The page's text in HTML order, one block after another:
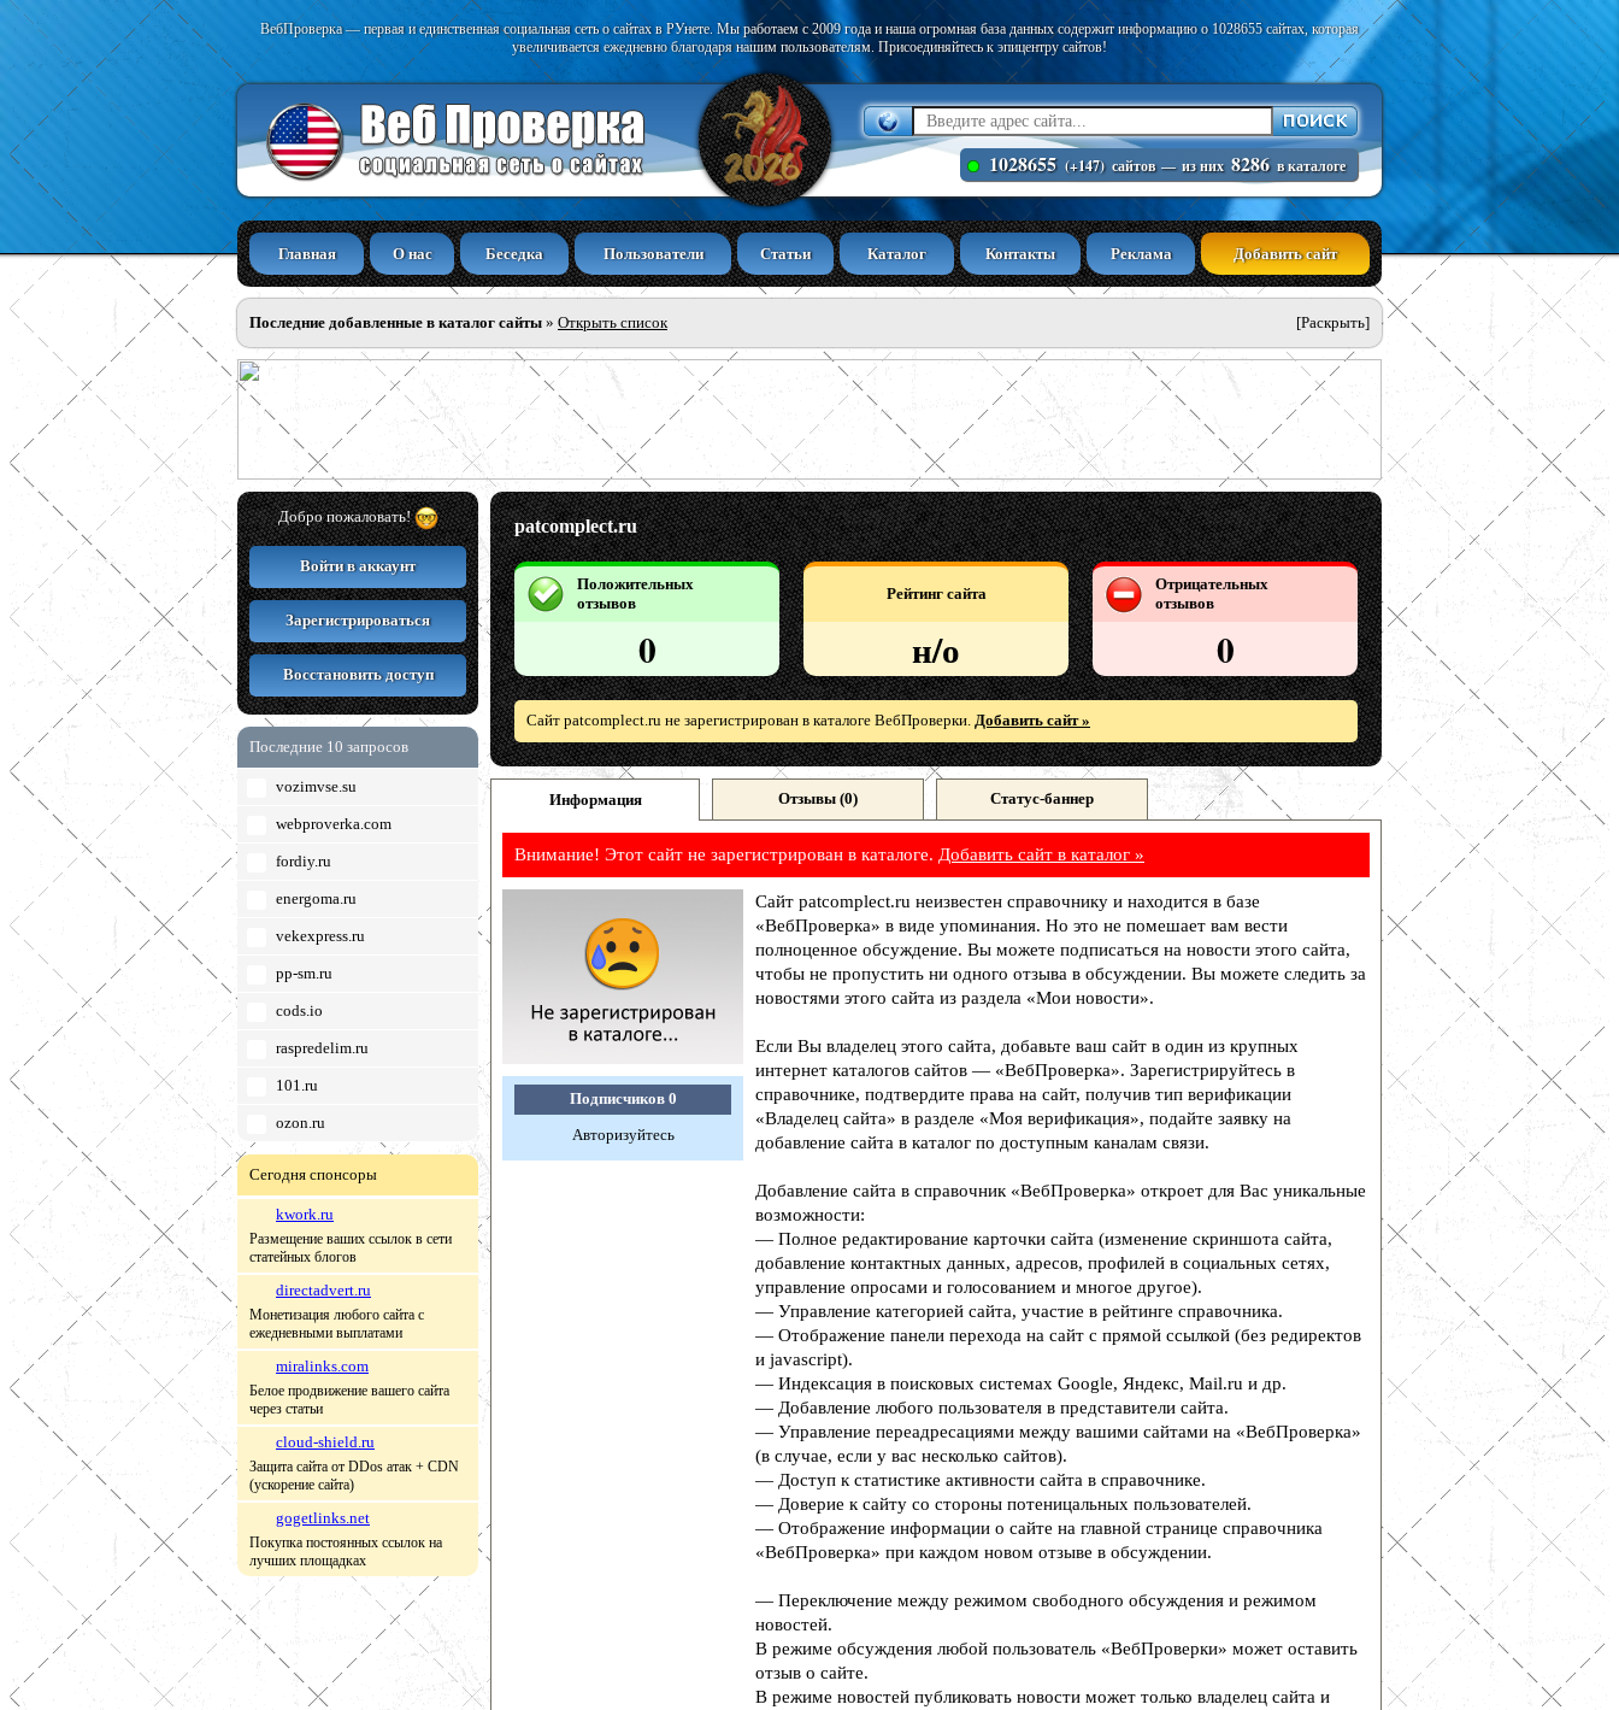
ВебПроверка — первая и единственная социальная сеть о сайтах в РУнете. Мы работаем с 2009 года и наша огромная база данных содержит информацию о 1028655 сайтах, которая
увеличивается ежедневно благодаря нашим пользователям. Присоединяйтесь к эпицентру сайтов!
1028655 (+147) сайтов — из них 8286 в каталоге
Главная О нас Беседка Пользователи Статьи Каталог Контакты Реклама Добавить сайт
Последние добавленные в каталог сайты » Открыть список [Раскрыть]
Добро пожаловать!
Войти в аккаунт
Зарегистрироваться
Восстановить доступ
Последние 10 запросов
vozimvse.su
webproverka.com
fordiy.ru
energoma.ru
vekexpress.ru
pp-sm.ru
cods.io
raspredelim.ru
101.ru
ozon.ru
Сегодня спонсоры
kwork.ru
Размещение ваших ссылок в сети
статейных блогов
directadvert.ru
Монетизация любого сайта с
ежедневными выплатами
miralinks.com
Белое продвижение вашего сайта
через статьи
cloud-shield.ru
Защита сайта от DDos атак + CDN
(ускорение сайта)
gogetlinks.net
Покупка постоянных ссылок на
лучших площадках
patcomplect.ru
Положительных
отзывов
0
Рейтинг сайта
н/о
Отрицательных
отзывов
0
Сайт patcomplect.ru не зарегистрирован в каталоге ВебПроверки. Добавить сайт »
Информация Отзывы (0) Статус-баннер
Внимание! Этот сайт не зарегистрирован в каталоге. Добавить сайт в каталог »
Подписчиков 0
Авторизуйтесь
Сайт patcomplect.ru неизвестен справочнику и находится в базе
«ВебПроверка» в виде упоминания. Но это не помешает вам вести
полноценное обсуждение. Вы можете подписаться на новости этого сайта,
чтобы не пропустить ни одного отзыва в обсуждении. Вы можете следить за
новостями этого сайта из раздела «Мои новости».
Если Вы владелец этого сайта, добавьте ваш сайт в один из крупных
интернет каталогов сайтов — «ВебПроверка». Зарегистрируйтесь в
справочнике, подтвердите права на сайт, получив тип верификации
«Владелец сайта» в разделе «Моя верификация», подайте заявку на
добавление сайта в каталог по доступным каналам связи.
Добавление сайта в справочник «ВебПроверка» откроет для Вас уникальные
возможности:
— Полное редактирование карточки сайта (изменение скриншота сайта,
добавление контактных данных, адресов, профилей в социальных сетях,
управление опросами и голосованием и многое другое).
— Управление категорией сайта, участие в рейтинге справочника.
— Отображение панели перехода на сайт с прямой ссылкой (без редиректов
и javascript).
— Индексация в поисковых системах Google, Яндекс, Mail.ru и др.
— Добавление любого пользователя в представители сайта.
— Управление переадресациями между вашими сайтами на «ВебПроверка»
(в случае, если у вас несколько сайтов).
— Доступ к статистике активности сайта в справочнике.
— Доверие к сайту со стороны потеницальных пользователей.
— Отображение информации о сайте на главной странице справочника
«ВебПроверка» при каждом новом отзыве в обсуждении.
— Переключение между режимом свободного обсуждения и режимом
новостей.
В режиме обсуждения любой пользователь «ВебПроверки» может оставить
отзыв о сайте.
В режиме новостей публиковать новости может только владелец сайта и